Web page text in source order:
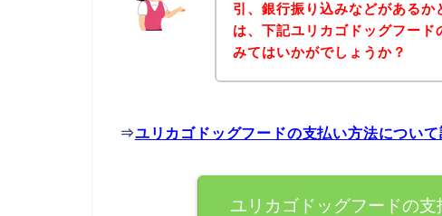
引、銀行振り込みなどがある
は、下記ユリカゴドッグフー
みてはいかがでしょうか？
⇒ユリカゴドッグフードの支払い方法につい
ユリカゴドッグフードの